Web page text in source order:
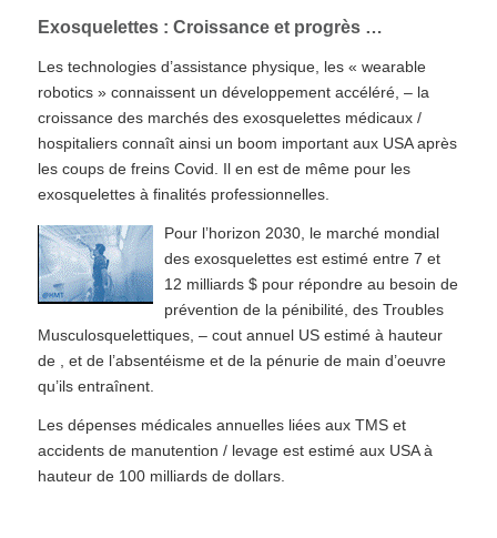
Exosquelettes : Croissance et progrès …
Les technologies d’assistance physique, les « wearable
robotics » connaissent un développement accéléré, – la
croissance des marchés des exosquelettes médicaux /
hospitaliers connaît ainsi un boom important aux USA après
les coups de freins Covid. Il en est de même pour les
exosquelettes à finalités professionnelles.
Pour l’horizon 2030, le marché mondial
des exosquelettes est estimé entre 7 et
12 milliards $ pour répondre au besoin de
prévention de la pénibilité, des Troubles
Musculosquelettiques, – cout annuel US estimé à hauteur
de , et de l’absentéisme et de la pénurie de main d’oeuvre
qu’ils entraînent.
Les dépenses médicales annuelles liées aux TMS et
accidents de manutention / levage est estimé aux USA à
hauteur de 100 milliards de dollars.